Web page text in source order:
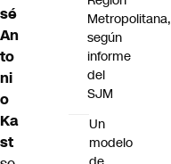
sé
An
to
ni
o
Ka
st
Metropolitana,
según
informe
del
SJM
Un
modelo